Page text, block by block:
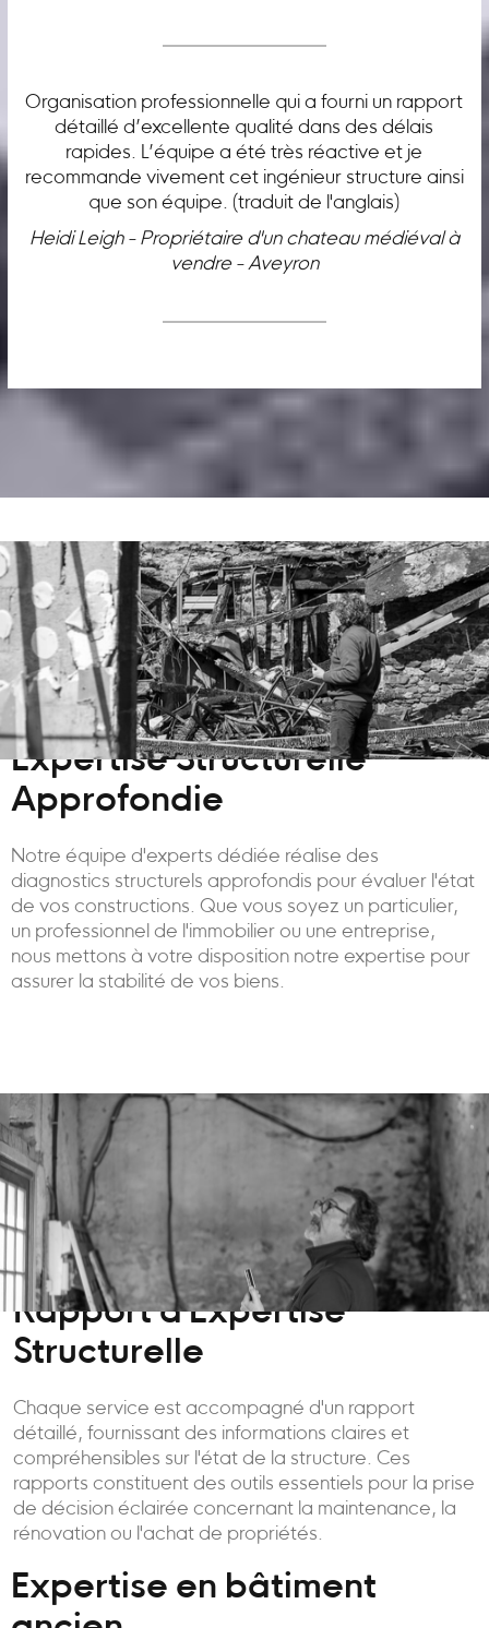
Organisation professionnelle qui a fourni un rapport
détaillé d’excellente qualité dans des délais
rapides. L’équipe a été très réactive et je
recommande vivement cet ingénieur structure ainsi
que son équipe. (traduit de l'anglais)
Heidi Leigh - Propriétaire d'un chateau médiéval à
vendre - Aveyron
Expertise Structurelle
Approfondie
Notre équipe d'experts dédiée réalise des
diagnostics structurels approfondis pour évaluer l'état
de vos constructions. Que vous soyez un particulier,
un professionnel de l'immobilier ou une entreprise,
nous mettons à votre disposition notre expertise pour
assurer la stabilité de vos biens.
Rapport d'Expertise
Structurelle
Chaque service est accompagné d'un rapport
détaillé, fournissant des informations claires et
compréhensibles sur l'état de la structure. Ces
rapports constituent des outils essentiels pour la prise
de décision éclairée concernant la maintenance, la
rénovation ou l'achat de propriétés.
Expertise en bâtiment